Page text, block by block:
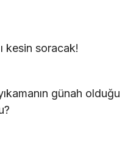
kesin soracak!
günah olduğu